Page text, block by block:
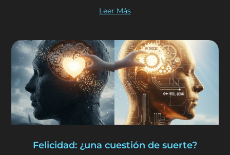
Leer Más
Felicidad: ¿una cuestión de suerte?